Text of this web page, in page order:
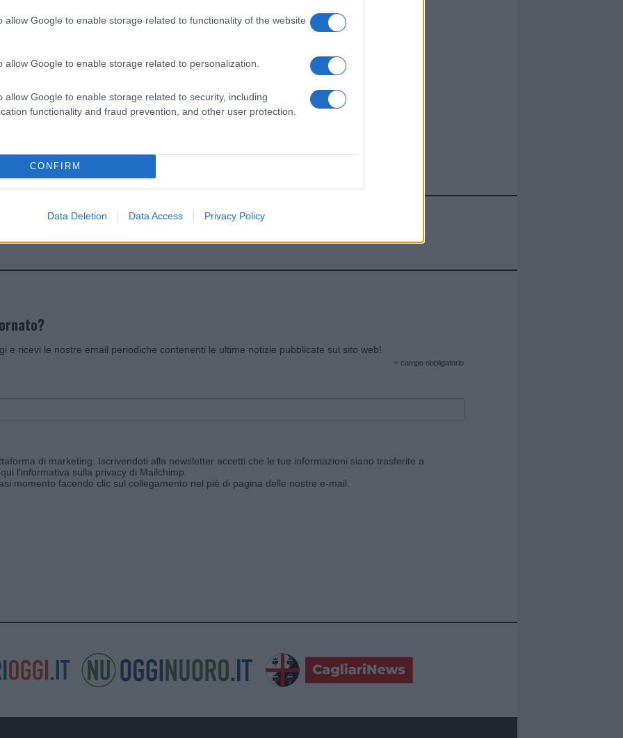
allow Google to enable storage related to functionality of the website
allow Google to enable storage related to personalization.
allow Google to enable storage related to security, including
functionality and fraud prevention, and other user protection.
CONFIRM
Data Deletion Data Access Privacy Policy
news da
e ricevi le nostre email periodiche contenenti le ultime notizie pubblicate sul sito web!
* campo obbligatorio
di marketing. Iscrivendoti alla newsletter accetti che le tue informazioni siano trasferite a
l'informativa sulla privacy di Mailchimp
momento facendo clic sul collegamento nel piè di pagina delle nostre e-mail.